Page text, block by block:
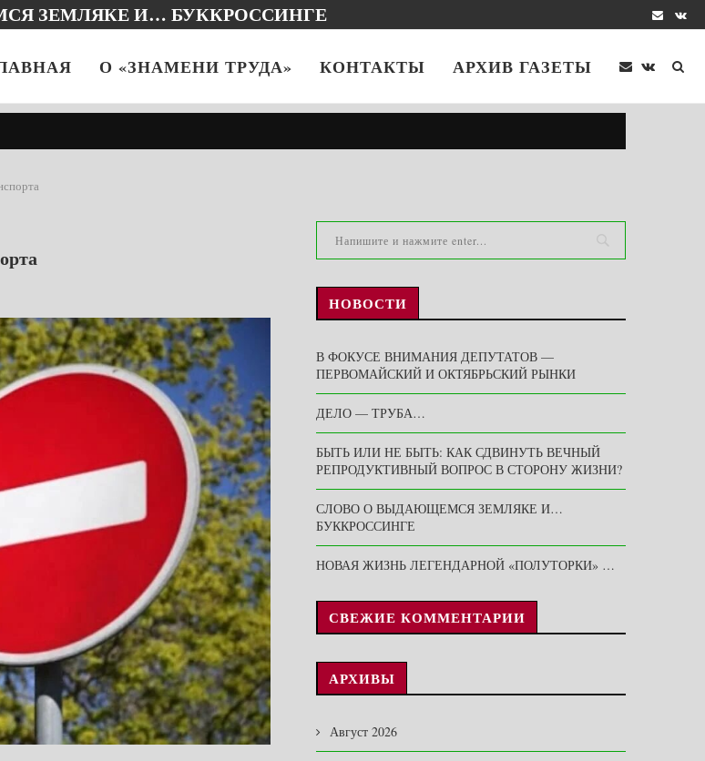
ЗЕМЛЯКЕ И… БУККРОССИНГЕ
О «ЗНАМЕНИ ТРУДА» КОНТАКТЫ АРХИВ ГАЗЕТЫ
НОВОСТИ
В ФОКУСЕ ВНИМАНИЯ ДЕПУТАТОВ —
ПЕРВОМАЙСКИЙ И ОКТЯБРЬСКИЙ РЫНКИ
ДЕЛО — ТРУБА…
БЫТЬ ИЛИ НЕ БЫТЬ: КАК СДВИНУТЬ ВЕЧНЫЙ
РЕПРОДУКТИВНЫЙ ВОПРОС В СТОРОНУ ЖИЗНИ?
СЛОВО О ВЫДАЮЩЕМСЯ ЗЕМЛЯКЕ И…
БУККРОССИНГЕ
НОВАЯ ЖИЗНЬ ЛЕГЕНДАРНОЙ «ПОЛУТОРКИ» …
СВЕЖИЕ КОММЕНТАРИИ
АРХИВЫ
Август 2026